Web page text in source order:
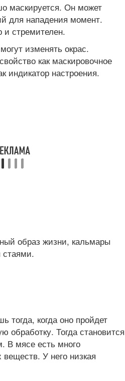
маскируется. Он может
для нападения момент.
и стремителен.
изменять окрас.
как маскировочное
индикатор настроения.
образ жизни, кальмары
стаями.
тогда, когда оно пройдет
обработку. Тогда становится
В мясе есть много
У него низкая